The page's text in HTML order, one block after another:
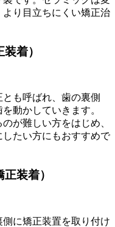
り目立ちにくい矯正治
着）
も呼ばれ、歯の裏側
動かしていきます。
が難しい方をはじめ、
たい方にもおすすめで
装着）
に矯正装置を取り付け